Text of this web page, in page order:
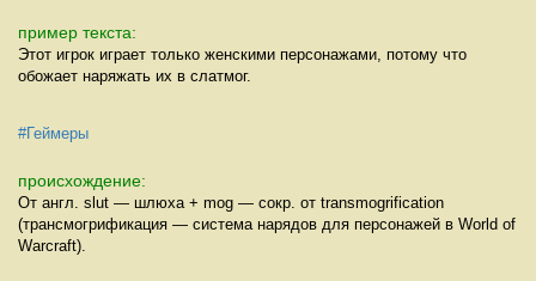
пример текста:
Этот игрок играет только женскими персонажами, потому что
обожает наряжать их в слатмог.
#Геймеры
происхождение:
От англ. slut — шлюха + mog — сокр. от transmogrification
(трансмогрификация — система нарядов для персонажей в World of
Warcraft).